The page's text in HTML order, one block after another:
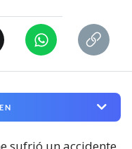
sufrió un accidente